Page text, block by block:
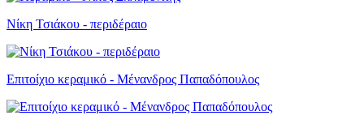
Νίκη Τσιάκου - περιδέραιο
Επιτοίχιο κεραμικό - Μένανδρος Παπαδόπουλος